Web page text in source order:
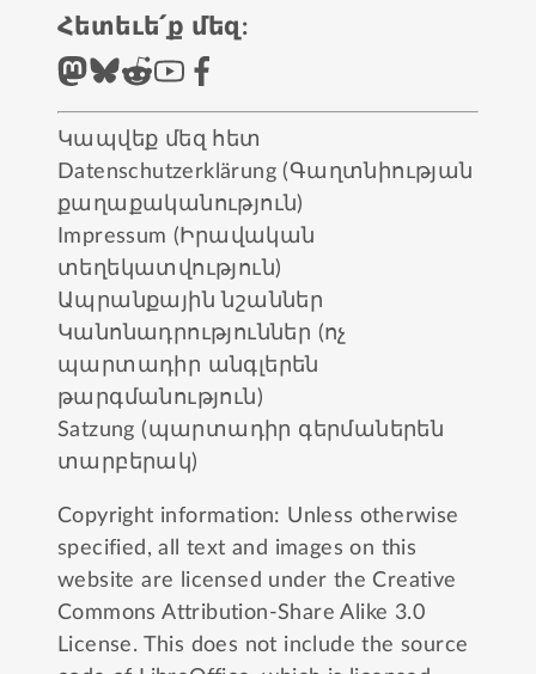
Հետեւե՛ք մեզ:
Կապվեք մեզ հետ
Datenschutzerklärung (Գաղտնիության
քաղաքականություն)
Impressum (Իրավական
տեղեկատվություն)
Ապրանքային նշաններ
Կանոնադրություններ (ոչ
պարտադիր անգլերեն
թարգմանություն)
Satzung (պարտադիր գերմաներեն
տարբերակ)
Copyright information: Unless otherwise
specified, all text and images on this
website are licensed under the Creative
Commons Attribution-Share Alike 3.0
License. This does not include the source